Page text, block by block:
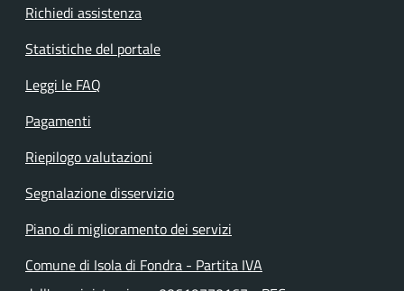
Richiedi assistenza
Statistiche del portale
Leggi le FAQ
Pagamenti
Riepilogo valutazioni
Segnalazione disservizio
Piano di miglioramento dei servizi
Comune di Isola di Fondra - Partita IVA